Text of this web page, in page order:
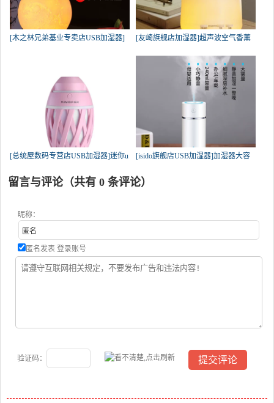
[木之林兄弟基业专卖店USB加湿器] [友崎旗舰店加湿器]超声波空气香薰
[总统屋数码专营店USB加湿器]迷你u [isido旗舰店USB加湿器]加湿器大容
留言与评论（共有 0 条评论）
昵称：
匿名发表 登录账号
验证码：